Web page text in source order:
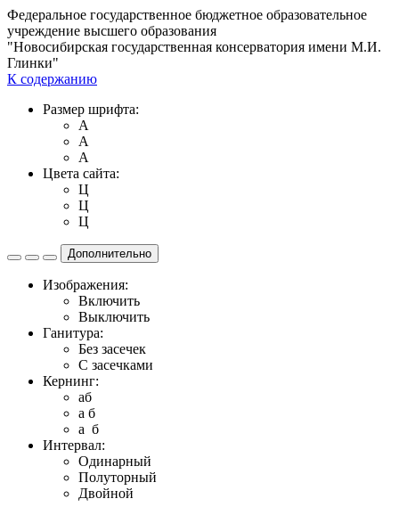
Федеральное государственное бюджетное образовательное
учреждение высшего образования
"Новосибирская государственная консерватория имени М.И.
Глинки"
К содержанию
Размер шрифта:
A
A
A
Цвета сайта:
Ц
Ц
Ц
Дополнительно
Изображения:
Включить
Выключить
Ганитура:
Без засечек
С засечками
Кернинг:
aб
a б
a б
Интервал:
Одинарный
Полуторный
Двойной